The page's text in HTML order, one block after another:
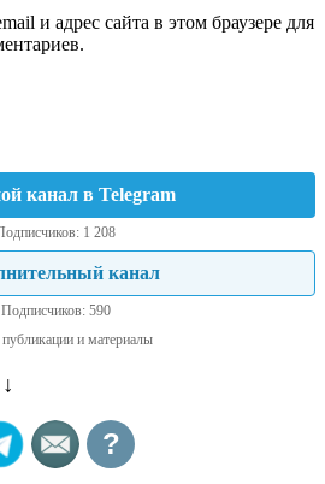
и адрес сайта в этом браузере для
канал в Telegram
1 208
канал
Подписчиков: 590
и материалы
?